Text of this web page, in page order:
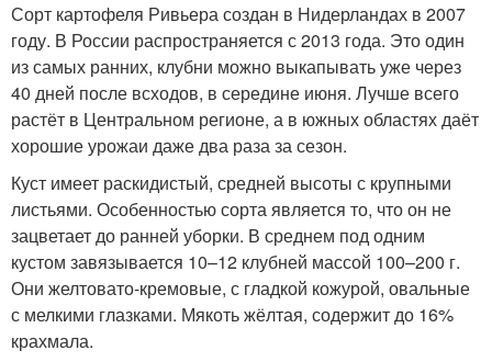
Сорт картофеля Ривьера создан в Нидерландах в 2007
году. В России распространяется с 2013 года. Это один
из самых ранних, клубни можно выкапывать уже через
40 дней после всходов, в середине июня. Лучше всего
растёт в Центральном регионе, а в южных областях даёт
хорошие урожаи даже два раза за сезон.
Куст имеет раскидистый, средней высоты с крупными
листьями. Особенностью сорта является то, что он не
зацветает до ранней уборки. В среднем под одним
кустом завязывается 10–12 клубней массой 100–200 г.
Они желтовато-кремовые, с гладкой кожурой, овальные
с мелкими глазками. Мякоть жёлтая, содержит до 16%
крахмала.